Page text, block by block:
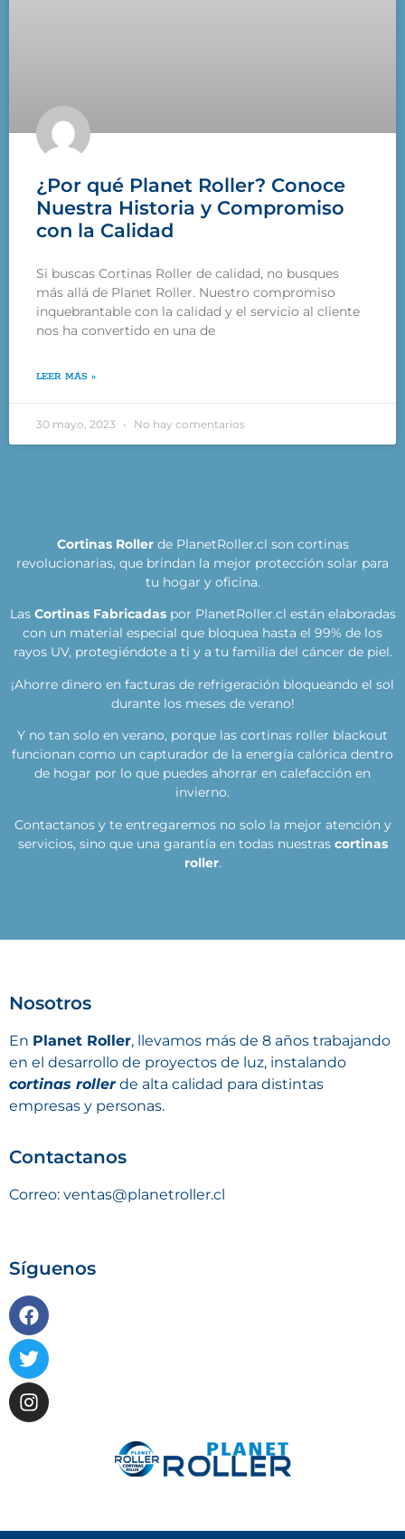
¿Por qué Planet Roller? Conoce
Nuestra Historia y Compromiso
con la Calidad
Si buscas Cortinas Roller de calidad, no busques
más allá de Planet Roller. Nuestro compromiso
inquebrantable con la calidad y el servicio al cliente
nos ha convertido en una de
LEER MÁS »
30 mayo, 2023 No hay comentarios
Cortinas Rollerde PlanetRoller.cl son cortinas
revolucionarias, que brindan la mejor protección solar para
tu hogar y oficina.
Las Cortinas Fabricadaspor PlanetRoller.cl están elaboradas
con un material especial que bloquea hasta el 99% de los
rayos UV, protegiéndote a ti y a tu familia del cáncer de piel.
¡Ahorre dinero en facturas de refrigeración bloqueando el sol
durante los meses de verano!
Y no tan solo en verano, porque las cortinas roller blackout
funcionan como un capturador de la energía calórica dentro
de hogar por lo que puedes ahorrar en calefacción en
invierno.
Contactanos y te entregaremos no solo la mejor atención y
servicios, sino que una garantía en todas nuestras cortinas
roller.
Nosotros
En Planet Roller, llevamos más de 8 años trabajando
en el desarrollo de proyectos de luz, instalando
cortinas rollerde alta calidad para distintas
empresas y personas.
Contactanos
Correo: ventas@planetroller.cl
Síguenos